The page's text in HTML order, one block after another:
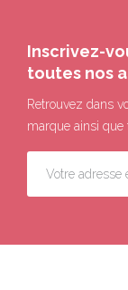
Inscrivez-
toutes nos
Retrouvez dans
marque ainsi que